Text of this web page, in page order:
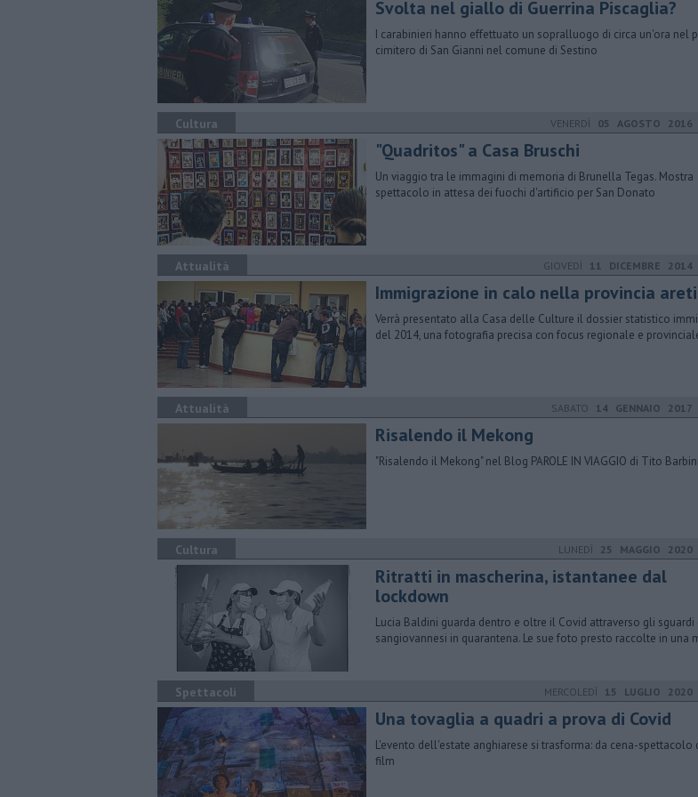
Svolta nel giallo di Guerrina Piscaglia?
​I carabinieri hanno effettuato un sopralluogo di circa un'ora nel
cimitero di San Gianni nel comune di Sestino
Cultura VENERDÌ 05 AGOSTO 2016
"Quadritos" a Casa Bruschi
Un viaggio tra le immagini di memoria di Brunella Tegas. Mostra
spettacolo in attesa dei fuochi d'artificio per San Donato
Attualità GIOVEDÌ 11 DICEMBRE 2014
Immigrazione in calo nella provincia
Verrà presentato alla Casa delle Culture il dossier statistico
del 2014, una fotografia precisa con focus regionale e
Attualità SABATO 14 GENNAIO 2017
Risalendo il Mekong
"Risalendo il Mekong" nel Blog PAROLE IN VIAGGIO di Tito Barbini
Cultura LUNEDÌ 25 MAGGIO 2020
Ritratti in mascherina, istantanee dal
lockdown
Lucia Baldini guarda dentro e oltre il Covid attraverso gli sguardi
sangiovannesi in quarantena. Le sue foto presto raccolte in una
Spettacoli MERCOLEDÌ 15 LUGLIO 2020
Una tovaglia a quadri a prova di Covid
L'evento dell'estate anghiarese si trasforma: da cena-spettacolo
film